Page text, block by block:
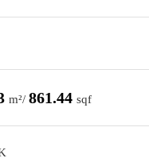
m²/ 861.44 sqf